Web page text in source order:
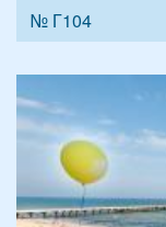
№ Г104